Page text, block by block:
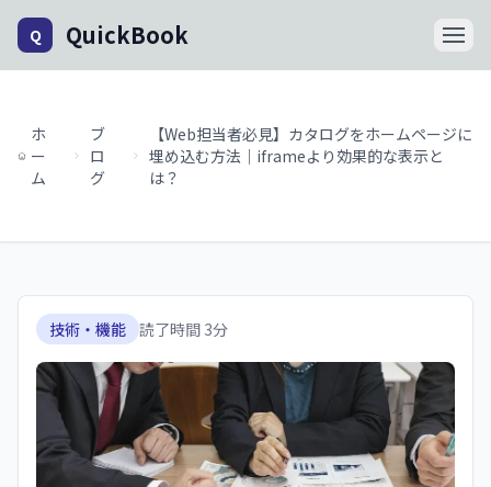
Q QuickBook
ホ
ー
ム
ブ
ロ
グ
【Web担当者必見】カタログをホームページに
埋め込む方法｜iframeより効果的な表示と
は？
技術・機能 読了時間 3分